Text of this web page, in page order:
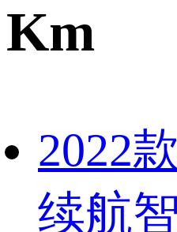
Km
2022
续航